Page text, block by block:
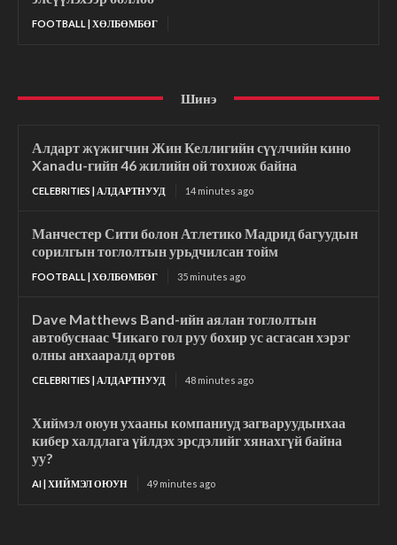
FOOTBALL | ХӨЛБӨМБӨГ
Шинэ
Алдарт жүжигчин Жин Келлигийн сүүлчийн кино
Xanadu-гийн 46 жилийн ой тохиож байна
CELEBRITIES | АЛДАРТНУУД 14 minutes ago
Манчестер Сити болон Атлетико Мадрид багуудын
сорилгын тоглолтын урьдчилсан тойм
FOOTBALL | ХӨЛБӨМБӨГ 35 minutes ago
Dave Matthews Band-ийн аялан тоглолтын
автобуснаас Чикаго гол руу бохир ус асгасан хэрэг
олны анхааралд өртөв
CELEBRITIES | АЛДАРТНУУД 48 minutes ago
Хиймэл оюун ухааны компаниуд загваруудынхаа
кибер халдлага үйлдэх эрсдэлийг хянахгүй байна
уу?
AI | ХИЙМЭЛ ОЮУН 49 minutes ago